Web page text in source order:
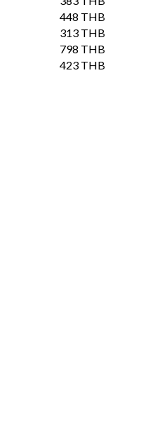
448 THB
313 THB
798 THB
423 THB